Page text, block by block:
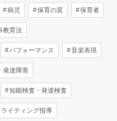
病児 保育の質 保育者
教育法
パフォーマンス 音楽表現
発達障害
知能検査・発達検査
イティング指導